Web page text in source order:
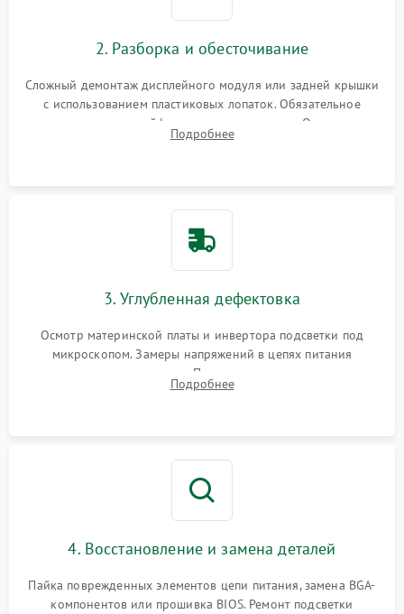
Повреждение внутренних проводов
Механические повреждения
Поломка батареи (если
Неисправность тачпада
1500 ₽ Подробнее →
1000 ₽
Неисправность BIOS 1500 ₽ Подробнее →
2. Разборка и обесточивание
Сложный демонтаж дисплейного модуля или задней крышки
с использованием пластиковых лопаток. Обязательное
отключение шлейфов матрицы и питания. Очистка
массивной системы охлаждения от скопившейся пыли.
Подробнее
3. Углубленная дефектовка
Осмотр материнской платы и инвертора подсветки под
микроскопом. Замеры напряжений в цепях питания
процессора и видеокарты. Проверка состояния жесткого
диска и оперативной памяти с помощью POST-карт и
Подробнее
4. Восстановление и замена деталей
Пайка поврежденных элементов цепи питания, замена BGA-
компонентов или прошивка BIOS. Ремонт подсветки